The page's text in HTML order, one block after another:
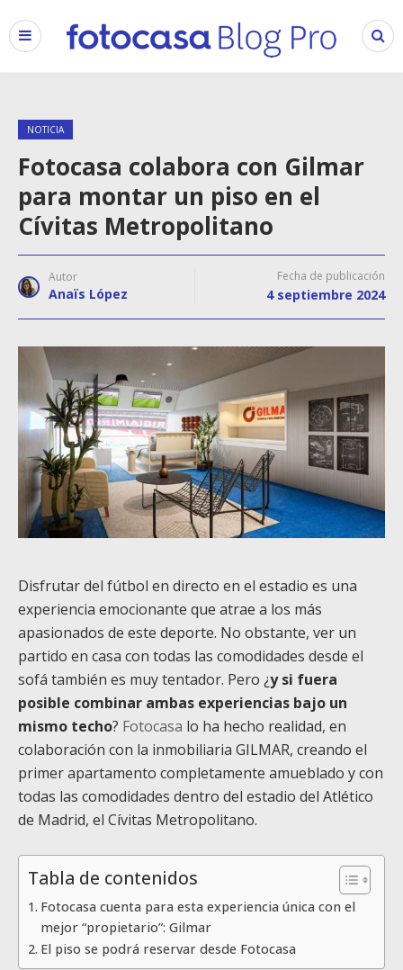
NOTICIA
Fotocasa colabora con Gilmar
para montar un piso en el
Cívitas Metropolitano
Autor
Anaïs López
Fecha de publicación
4 septiembre 2024
Disfrutar del fútbol en directo en el estadio es una
experiencia emocionante que atrae a los más
apasionados de este deporte. No obstante, ver un
partido en casa con todas las comodidades desde el
sofá también es muy tentador. Pero ¿y si fuera
posible combinar ambas experiencias bajo un
mismo techo? Fotocasa lo ha hecho realidad, en
colaboración con la inmobiliaria GILMAR, creando el
primer apartamento completamente amueblado y con
todas las comodidades dentro del estadio del Atlético
de Madrid, el Cívitas Metropolitano.
Tabla de contenidos
Fotocasa cuenta para esta experiencia única con el
mejor “propietario”: Gilmar
El piso se podrá reservar desde Fotocasa